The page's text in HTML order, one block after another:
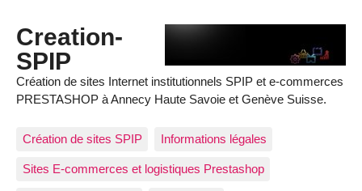
Creation-
SPIP
Création de sites Internet institutionnels SPIP et e-commerces
PRESTASHOP à Annecy Haute Savoie et Genève Suisse.
Création de sites SPIP Informations légales
Sites E-commerces et logistiques Prestashop